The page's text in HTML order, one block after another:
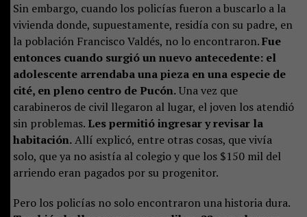
Sin embargo, cuando los policías fueron a buscarlo a la
vivienda donde, supuestamente, residía con su padre, en
la población Francisco Valdés, no lo encontraron.Fue
entonces cuando surgió un nuevo antecedente: el
adolescente arrendaba una pieza en una especie de
cité, en pleno centro de Pucón.Una vez que
carabineros de civil llegaron al lugar, el joven los atendió
sin problemas. Les permitió ingresar y revisar la
habitación.Allí explicó, entre otras cosas, que vivía
solo, que ya no asistía al colegio y que los $150 mil del
arriendo eran pagados por su progenitor.
Pero los policías no solo encontraron una historia dura.